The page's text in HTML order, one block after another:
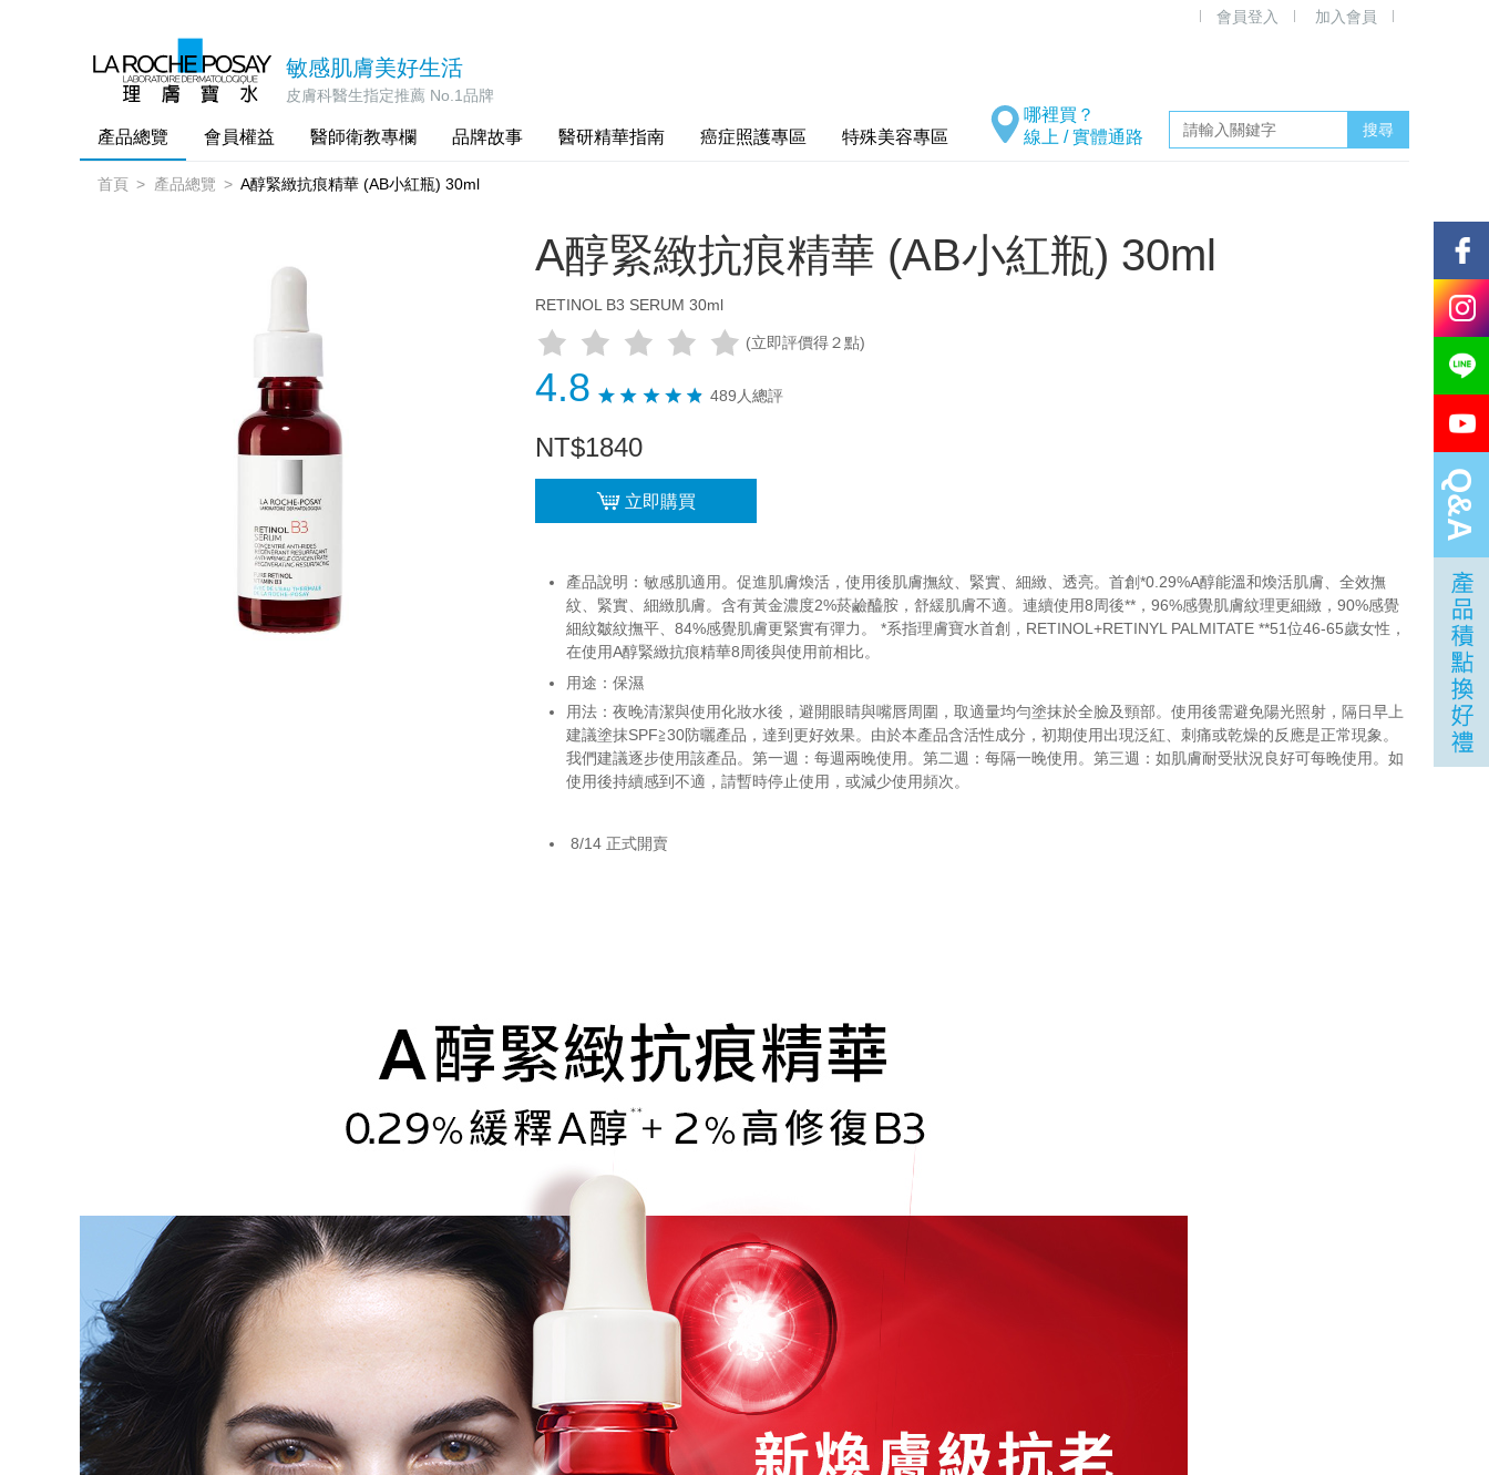
敏感肌膚美好生活
皮膚科醫生指定推薦 No.1品牌
會員登入 加入會員
產品總覽 會員權益 醫師衛教專欄 品牌故事 醫研精華指南 癌症照護專區 特殊美容專區 線上 / 實體通路
首頁 產品總覽 A醇緊緻抗痕精華 (AB小紅瓶) 30ml
A醇緊緻抗痕精華 (AB小紅瓶) 30ml
RETINOL B3 SERUM 30ml
(立即評價得２點)
4.8 489人總評
NT$1840
立即購買
產品說明：敏感肌適用。促進肌膚煥活，使用後肌膚撫紋、緊實、細緻、透亮。首創*0.29%A醇能溫和煥活肌膚、全效撫
紋、緊實、細緻肌膚。含有黃金濃度2%菸鹼醯胺，舒緩肌膚不適。連續使用8周後**，96%感覺肌膚紋理更細緻，90%感覺
細紋皺紋撫平、84%感覺肌膚更緊實有彈力。 *系指理膚寶水首創，RETINOL+RETINYL PALMITATE **51位46-65歲女性，
在使用A醇緊緻抗痕精華8周後與使用前相比。
用途：保濕
用法：夜晚清潔與使用化妝水後，避開眼睛與嘴唇周圍，取適量均勻塗抹於全臉及頸部。使用後需避免陽光照射，隔日早上
建議塗抹SPF≧30防曬產品，達到更好效果。由於本產品含活性成分，初期使用出現泛紅、刺痛或乾燥的反應是正常現象。
我們建議逐步使用該產品。第一週：每週兩晚使用。第二週：每隔一晚使用。第三週：如肌膚耐受狀況良好可每晚使用。如
使用後持續感到不適，請暫時停止使用，或減少使用頻次。
8/14 正式開賣
Q&A